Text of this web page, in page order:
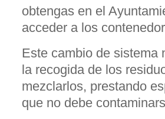
obtengas en el
acceder a los
Este cambio de sistema
la recogida de los
mezclarlos, prestando
que no debe